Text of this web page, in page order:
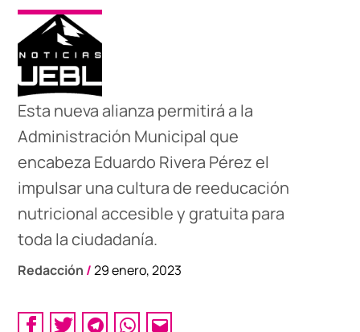
Esta nueva alianza permitirá a la
Administración Municipal que
encabeza Eduardo Rivera Pérez el
impulsar una cultura de reeducación
nutricional accesible y gratuita para
toda la ciudadanía.
Redacción / 29 enero, 2023